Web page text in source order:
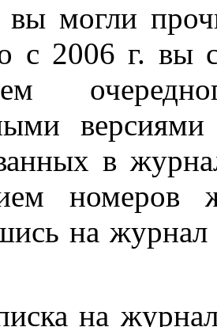
вы могли
с 2006 г. вы
в
номеров
на журнал
на журнал